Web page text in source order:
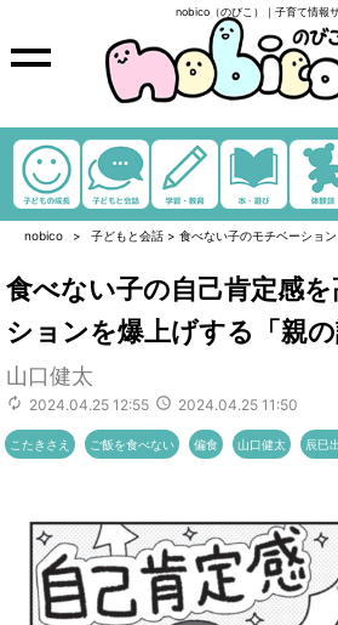
nobico（のびこ）｜子育て情報
nobico 子どもと会話 > 食べない子のモチベーショ
食べない子の自己肯定感
ションを爆上げする「親の
山口健太
2024.04.25 12:55 2024.04.25 11:50
こたきさえ ご飯を食べない 偏食 山口健太 辰巳